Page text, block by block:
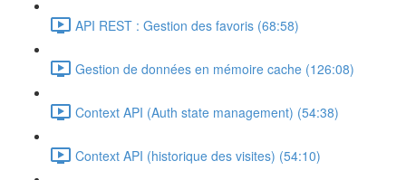
API REST : Gestion des favoris (68:58)
Gestion de données en mémoire cache (126:08)
Context API (Auth state management) (54:38)
Context API (historique des visites) (54:10)